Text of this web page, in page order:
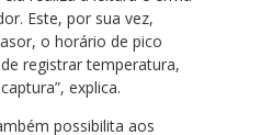
Este, por sua vez,
o horário de pico
registrar temperatura,
explica.
possibilita aos